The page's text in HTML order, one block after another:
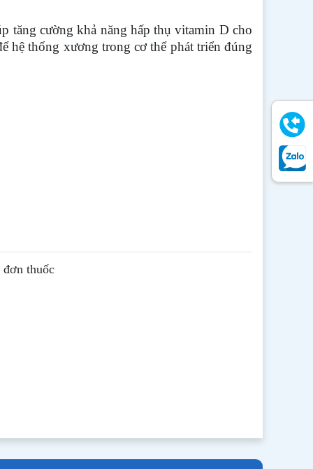
tăng cường khả năng hấp thụ vitamin D cho
hệ thống xương trong cơ thể phát triển đúng
đơn thuốc